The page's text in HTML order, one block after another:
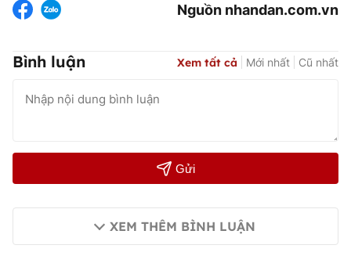
Nguồn nhandan.com.vn
Bình luận Xem tất cả Mới nhất Cũ nhất
Gửi
XEM THÊM BÌNH LUẬN